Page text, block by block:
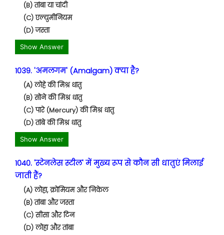
(B) तांबा या चांदी
(C) एल्युमीनियम
(D) जस्ता
Show Answer
1039. 'अमलगम' (Amalgam) क्या है?
(A) लोहे की मिश्र धातु
(B) सोने की मिश्र धातु
(C) पारे (Mercury) की मिश्र धातु
(D) तांबे की मिश्र धातु
Show Answer
1040. 'स्टेनलेस स्टील' में मुख्य रूप से कौन सी धातुएं मिलाई
जाती हैं?
(A) लोहा, क्रोमियम और निकेल
(B) तांबा और जस्ता
(C) सीसा और टिन
(D) लोहा और तांबा